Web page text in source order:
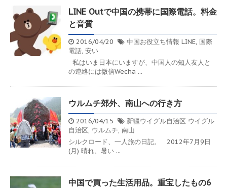
LINE Outで中国の携帯に国際電話。料金
と音質
2016/04/20 中国お役立ち情報 LINE, 国際
電話, 安い
私はいま日本にいますが、中国人の知人友人と
の連絡には微信Wecha ...
ウルムチ郊外、南山への行き方
2016/04/15 新疆ウイグル自治区 ウイグル
自治区, ウルムチ, 南山
シルクロード、一人旅の日記。 2012年7月9日
(月) 晴れ、暑い ...
中国で買った生活用品。重宝したもの6